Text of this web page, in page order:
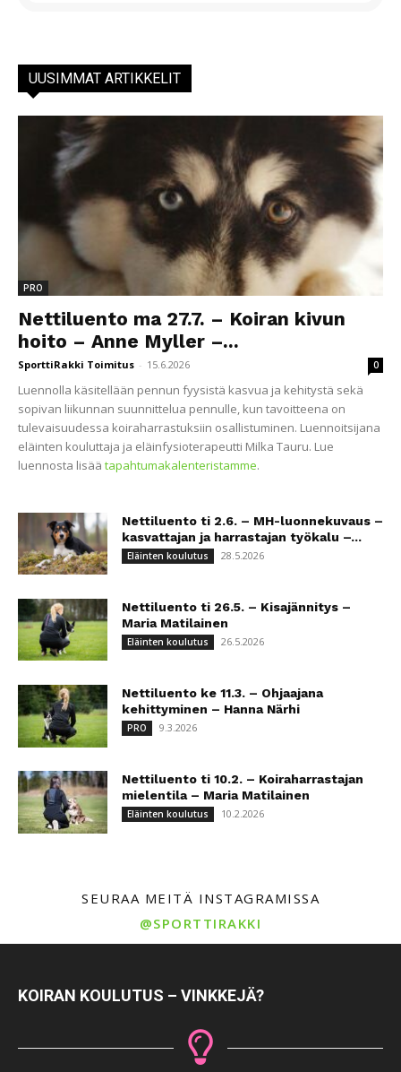
UUSIMMAT ARTIKKELIT
PRO
Nettiluento ma 27.7. – Koiran kivun
hoito – Anne Myller –...
SporttiRakki Toimitus - 15.6.2026 0
Luennolla käsitellään pennun fyysistä kasvua ja kehitystä sekä
sopivan liikunnan suunnittelua pennulle, kun tavoitteena on
tulevaisuudessa koiraharrastuksiin osallistuminen. Luennoitsijana
eläinten kouluttaja ja eläinfysioterapeutti Milka Tauru. Lue
luennosta lisää tapahtumakalenteristamme.
Nettiluento ti 2.6. – MH-luonnekuvaus –
kasvattajan ja harrastajan työkalu –...
Eläinten koulutus 28.5.2026
Nettiluento ti 26.5. – Kisajännitys –
Maria Matilainen
Eläinten koulutus 26.5.2026
Nettiluento ke 11.3. – Ohjaajana
kehittyminen – Hanna Närhi
PRO 9.3.2026
Nettiluento ti 10.2. – Koiraharrastajan
mielentila – Maria Matilainen
Eläinten koulutus 10.2.2026
SEURAA MEITÄ INSTAGRAMISSA
@SPORTTIRAKKI
KOIRAN KOULUTUS – VINKKEJÄ?